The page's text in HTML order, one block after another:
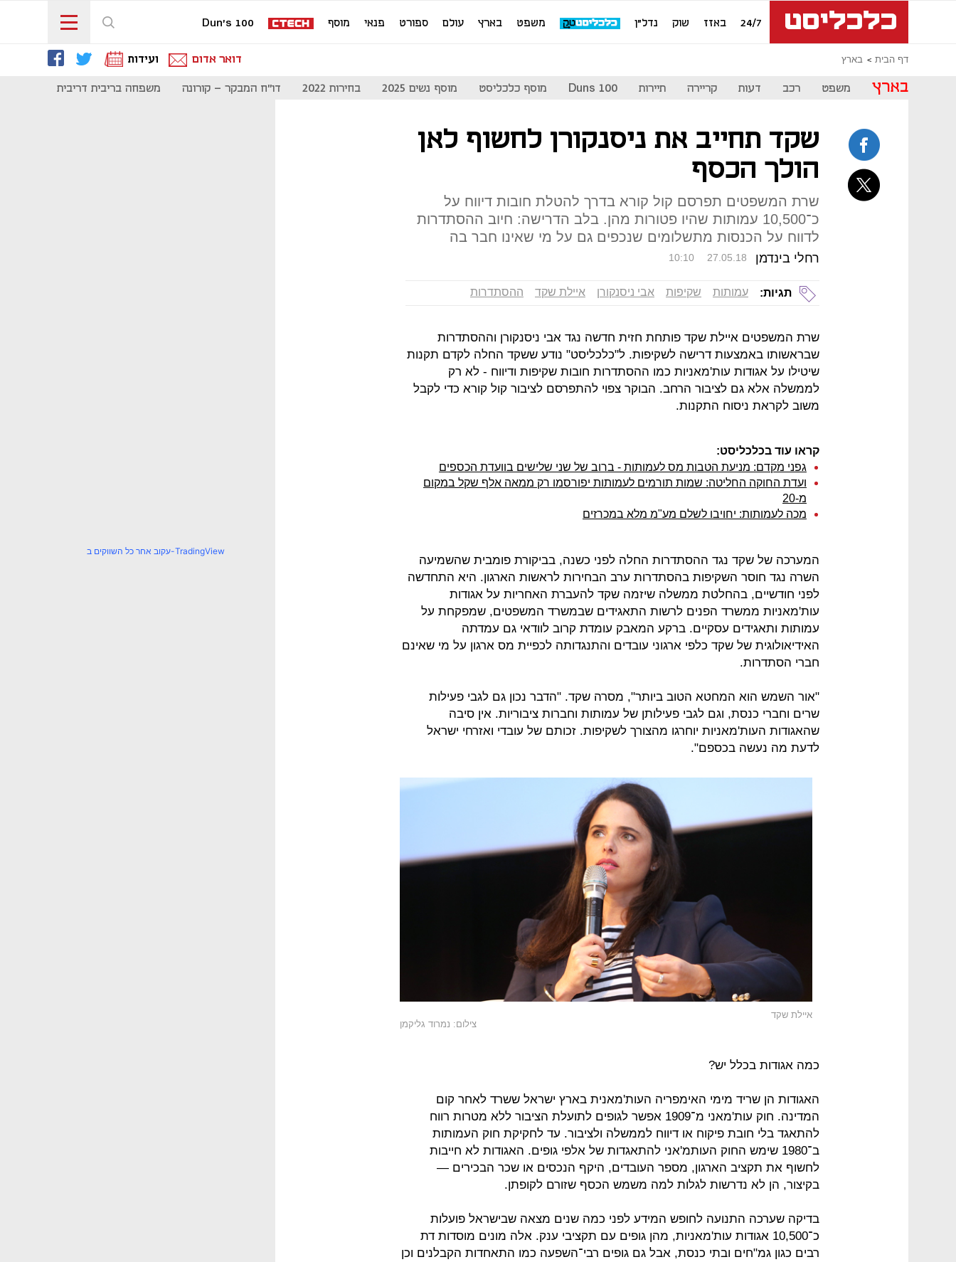
24/7 באזז שוק נדל"ן משפט בארץ עולם ספורט פנאי מוסף Dun's 100
דף הבית בארץ דואר אדום ועידות
בארץ משפט רכב דעות קריירה תיירות Duns 100 מוסף כלכליסט מוסף נשים 2025 בחירות 2022 דו"ח המבקר - קורונה משפחה בריבית דריבית
שקד תחייב את ניסנקורן לחשוף לאן
הולך הכסף
שרת המשפטים תפרסם קול קורא בדרך להטלת חובות דיווח על
כ־10,500 עמותות שהיו פטורות מהן. בלב הדרישה: חיוב ההסתדרות
לדווח על הכנסות מתשלומים שנכפים גם על מי שאינו חבר בה
רחלי בינדמן 10:10 27.05.18
תגיות: עמותות שקיפות אבי ניסנקורן איילת שקד ההסתדרות
שרת המשפטים איילת שקד פותחת חזית חדשה נגד אבי ניסנקורן וההסתדרות
שבראשותו באמצעות דרישה לשקיפות. ל"כלכליסט" נודע ששקד החלה לקדם תקנות
שיטילו על אגודות עות'מאניות כמו ההסתדרות חובות שקיפות ודיווח - לא רק
לממשלה אלא גם לציבור הרחב. הבוקר צפוי להתפרסם לציבור קול קורא כדי לקבל
משוב לקראת ניסוח התקנות.
קראו עוד בכלכליסט:
גפני מקדם: מניעת הטבות מס לעמותות - ברוב של שני שלישים בוועדת הכספים
ועדת החוקה החליטה: שמות תורמים לעמותות יפורסמו רק ממאה אלף שקל במקום
מ-20
מכה לעמותות: יחויבו לשלם מע"מ מלא במכרזים
המערכה של שקד נגד ההסתדרות החלה לפני כשנה, בביקורת פומבית שהשמיעה
השרה נגד חוסר השקיפות בהסתדרות ערב הבחירות לראשות הארגון. היא התחדשה
לפני חודשיים, בהחלטת ממשלה שיזמה שקד להעברת האחריות על אגודות
עות'מאניות ממשרד הפנים לרשות התאגידים שבמשרד המשפטים, שמפקחת על
עמותות ותאגידים עסקיים. ברקע המאבק עומדת קרוב לוודאי גם עמדתה
האידיאולוגית של שקד כלפי ארגוני עובדים והתנגדותה לכפיית מס ארגון על מי שאינם
חברי הסתדרות.
"אור השמש הוא המחטא הטוב ביותר", מסרה שקד. "הדבר נכון גם לגבי פעילות
שרים וחברי כנסת, וגם לגבי פעילותן של עמותות וחברות ציבוריות. אין סיבה
שהאגודות העות'מאניות יוחרגו מהצורך לשקיפות. זכותם של עובדי ואזרחי ישראל
לדעת מה נעשה בכספם".
איילת שקד
צילום: נמרוד גליקמן
כמה אגודות בכלל יש?
האגודות הן שריד מימי האימפריה העות'מאנית בארץ ישראל ששרד לאחר קום
המדינה. חוק עות'מאני מ־1909 אפשר לגופים לתועלת הציבור ללא מטרות רווח
להתאגד בלי חובת פיקוח או דיווח לממשלה ולציבור. עד לחקיקת חוק העמותות
ב־1980 שימש החוק העותמ'אני להתאגדות של אלפי גופים. האגודות לא חייבות
לחשוף את תקציב הארגון, מספר העובדים, היקף הנכסים או שכר הבכירים —
בקיצור, הן לא נדרשות לגלות למה משמש הכסף שזורם לקופתן.
בדיקה שערכה התנועה לחופש המידע לפני כמה שנים מצאה שבישראל פועלות
כ־10,500 אגודות עות'מאניות, מהן גופים עם תקציבי ענק. אלה מונים מוסדות דת
רבים כגון גמ"חים ובתי כנסת, אבל גם גופים רבי־השפעה כמו התאחדות הקבלנים וכן
עקוב אחר כל השווקים ב-TradingView